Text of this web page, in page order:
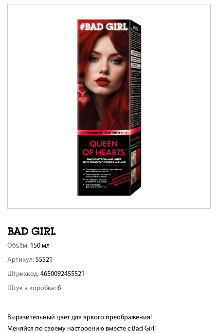
Объём: 150 мл
Артикул: 55521
Штрихкод: 4650092455521
Штук в коробке: 6
Выразительный цвет для яркого преображения!
Меняйся по своему настроению вместе с Bad Girl!